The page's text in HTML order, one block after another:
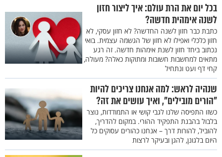
בכל יום את הרת עולם: איך ליצור חזון
לשנה אימהית חדשה?
כתבת כבר חזון לשנה החדשה? לא חזון עסקי, לא
חזון כלכלי ואפילו לא חזון של הגשמה עצמית. בואי
נכתוב ביחד חזון לשנת אימהות חדשה. זה רגע
מתאים למחשבות חשובות ומתוקות כאלה? מעולה,
קחי דף ועט ונתחיל
שנהיה לראש: למה אנחנו צריכים להיות
"הורים מובילים", ואיך עושים את זה?
כשזו התפיסה שלנו לגבי קושי או התמודדות, נוצר
בלבול בהבנת התפקיד ההורי. במקום להדריך,
להוביל, להורות דרך – אנחנו כהורים עסוקים כל
היום בלגונן, להגן ובעיקר לרצות